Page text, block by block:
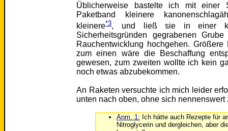
Üblicherweise bastelte ich mit einer
Paketband kleinere
kleinere*3, und ließ sie in einer
Sicherheitsgründen gegrabenen
Rauchentwicklung hochgehen.
zum einen wäre die Beschaffung
gewesen, zum zweiten wollte ich kein
noch etwas abzubekommen.
An Raketen versuchte ich mich leider
unten nach oben, ohne sich nennenswert
Anm. 1: Ich hätte auch Rezepte für
Nitroglycerin und dergleichen, aber